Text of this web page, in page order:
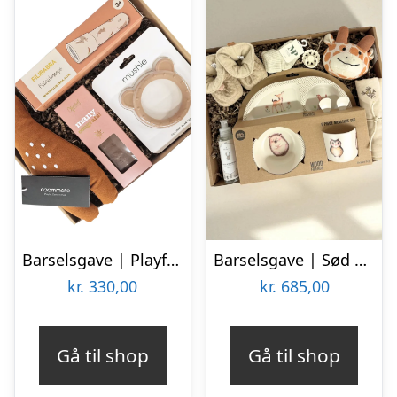
Barselsgave | Playfull Learning
kr. 330,00
Gå til shop
Barselsgave | Sød giraf gave til baby
kr. 685,00
Gå til shop